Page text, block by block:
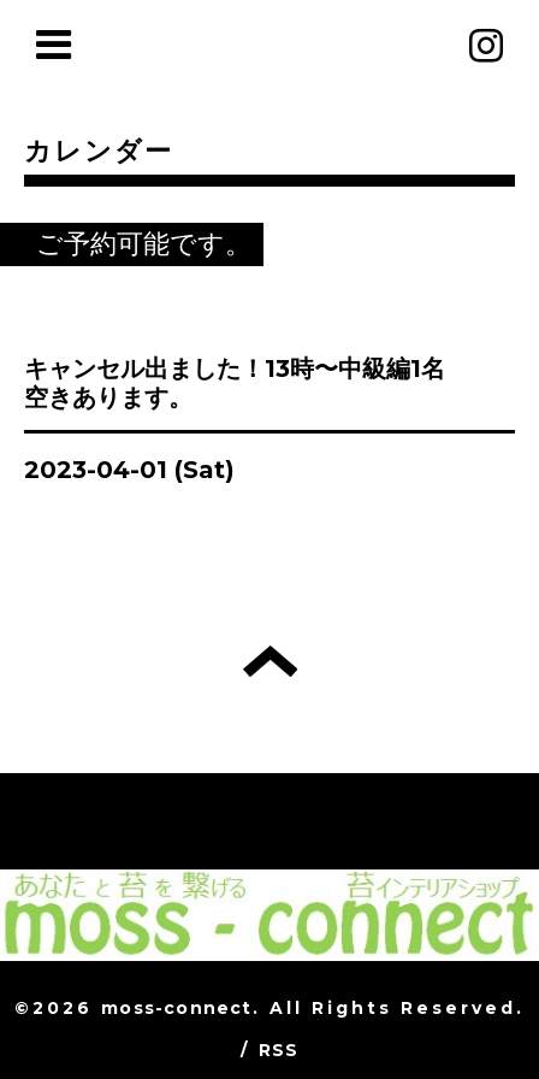
カレンダー
ご予約可能です。
キャンセル出ました！13時〜中級編1名
空きあります。
2023-04-01 (Sat)
©2026 moss-connect. All Rights Reserved.
/ RSS